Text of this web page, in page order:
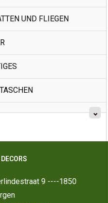
UND FLIEGEN
9 ----1850